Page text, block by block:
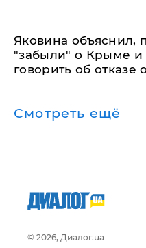
Яковина объяснил,
"забыли" о Крыме и
говорить об отказе
Смотреть ещё
© 2026, Диалог.ua